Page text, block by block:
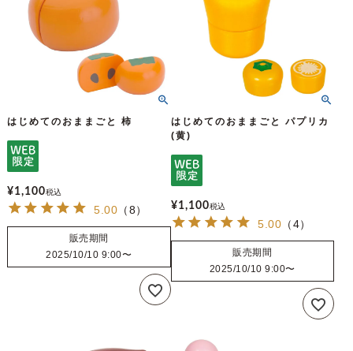
はじめてのおままごと 柿
¥1,100税込
5.00 （8）
販売期間
2025/10/10 9:00〜
はじめてのおままごと パプリカ
(黄)
¥1,100税込
5.00 （4）
販売期間
2025/10/10 9:00〜